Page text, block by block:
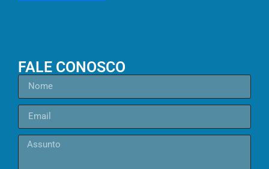
FALE CONOSCO